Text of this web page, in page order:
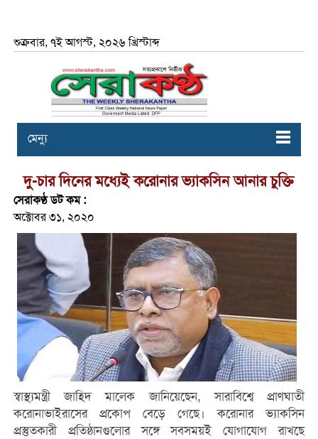
শুক্রবার, ৭ই আগস্ট, ২০২৬ খ্রিস্টাব্দ
মেন্যু
দু-চার দিনের মধ্যেই করোনার ভ্যাকসিন আনার চুক্তি
সেরাকণ্ঠ ডট কম :
অক্টোবর ৩১, ২০২০
স্বাস্থ্যমন্ত্রী জাহিদ মালেক জানিয়েছেন, সারাবিশ্বে প্রাণঘাতী
করোনাভাইরাসের প্রকোপ বেড়ে গেছে। করোনার ভ্যাকসিন
প্রস্তুতকারী প্রতিষ্ঠানগুলোর সঙ্গে সবসময়ই যোগাযোগ রাখছে